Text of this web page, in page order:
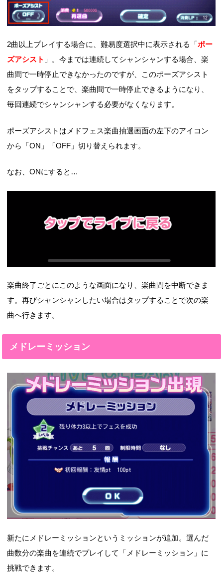
2曲以上プレイする場合に、難易度選択中に表示される「ポー
ズアシスト 」。今までは連続してシャンシャンする場合、楽
曲間で一時停止できなかったのですが、このポーズアシスト
をタップすることで、楽曲間で一時停止できるようになり、
毎回連続でシャンシャンする必要がなくなります。
ポーズアシストはメドフェス楽曲抽選画面の左下のアイコン
から「ON」「OFF」切り替えられます。
なお、ONにすると…
楽曲終了ごとにこのような画面になり、楽曲間を中断できま
す。再びシャンシャンしたい場合はタップすることで次の楽
曲へ行きます。
メドレーミッション
新たにメドレーミッションというミッションが追加。選んだ
曲数分の楽曲を連続でプレイして「メドレーミッション」に
挑戦できます。